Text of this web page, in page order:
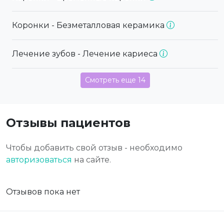
Коронки - Безметалловая керамика
Лечение зубов - Лечение кариеса
Смотреть еще 14
Отзывы пациентов
Чтобы добавить свой отзыв - необходимо
авторизоваться на сайте.
Отзывов пока нет